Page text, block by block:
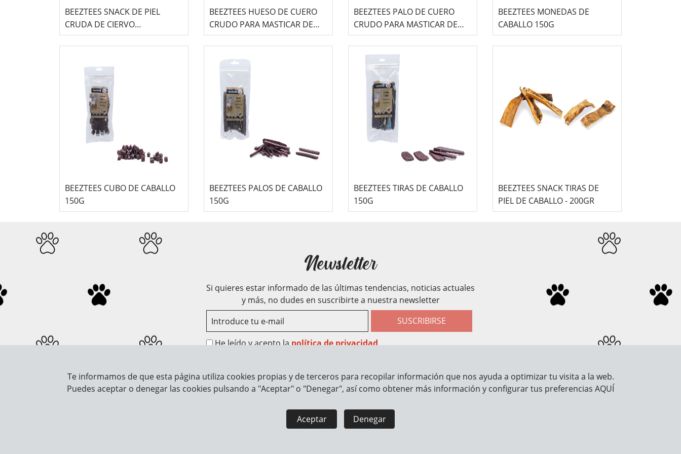
BEEZTEES SNACK DE PIEL
CRUDA DE CIERVO
HIPOALERGÉNICO
BEEZTEES HUESO DE CUERO
CRUDO PARA MASTICAR DE
CABALLO
BEEZTEES PALO DE CUERO
CRUDO PARA MASTICAR DE
CABALLO
BEEZTEES MONEDAS DE
CABALLO 150G
BEEZTEES CUBO DE CABALLO
150G
BEEZTEES PALOS DE CABALLO
150G
BEEZTEES TIRAS DE CABALLO
150G
BEEZTEES SNACK TIRAS DE
PIEL DE CABALLO - 200GR
Newsletter
Si quieres estar informado de las últimas tendencias, noticias actuales
y más, no dudes en suscribirte a nuestra newsletter
SUSCRIBIRSE
He leído y acepto la política de privacidad
Sobre Nosotros Información Cómo trabajamos Información legal
Te informamos de que esta página utiliza cookies propias y de terceros para recopilar información que nos ayuda a optimizar tu visita a la web.
Puedes aceptar o denegar las cookies pulsando a "Aceptar" o "Denegar", así como obtener más información y configurar tus preferencias AQUÍ
Aceptar Denegar